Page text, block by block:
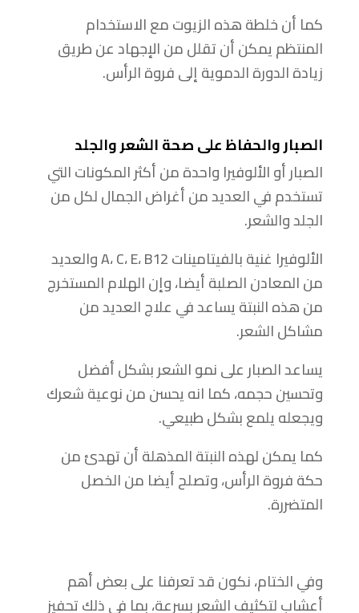
كما أن خلطة هذه الزيوت مع الاستخدام
المنتظم يمكن أن تقلل من الإجهاد عن طريق
زيادة الدورة الدموية إلى فروة الرأس.
الصبار والحفاظ على صحة الشعر والجلد
الصبار أو الألوفيرا واحدة من أكثر المكونات التي
تستخدم في العديد من أغراض الجمال لكل من
الجلد والشعر.
الألوفيرا غنية بالفيتامينات A، C، E، B12 والعديد
من المعادن الصلبة أيضا، وإن الهلام المستخرج
من هذه النبتة يساعد في علاج العديد من
مشاكل الشعر.
يساعد الصبار على نمو الشعر بشكل أفضل
وتحسين حجمه، كما انه يحسن من نوعية شعرك
ويجعله يلمع بشكل طبيعي.
كما يمكن لهذه النبتة المذهلة أن تهدئ من
حكة فروة الرأس، وتصلح أيضا من الخصل
المتضررة.
وفي الختام، نكون قد تعرفنا على بعض أهم
أعشاب لتكثيف الشعر بسرعة، بما في ذلك تحفيز